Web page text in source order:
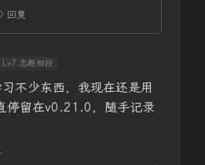
回复
Lv7.志趣相投
不少东西，我现在还是用
停留在v0.21.0，随手记录